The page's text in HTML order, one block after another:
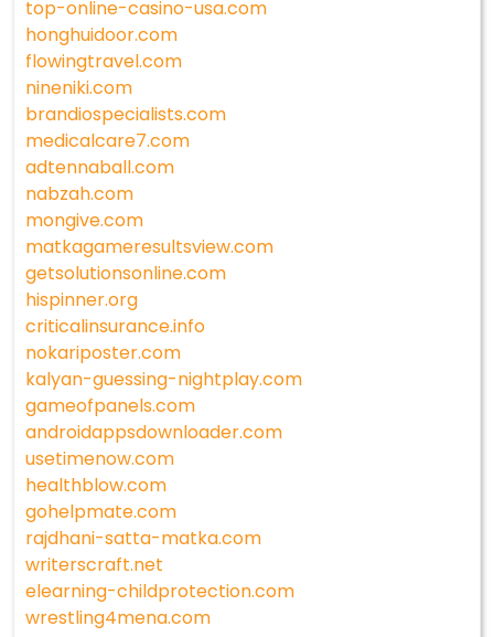
top-online-casino-usa.com
honghuidoor.com
flowingtravel.com
nineniki.com
brandiospecialists.com
medicalcare7.com
adtennaball.com
nabzah.com
mongive.com
matkagameresultsview.com
getsolutionsonline.com
hispinner.org
criticalinsurance.info
nokariposter.com
kalyan-guessing-nightplay.com
gameofpanels.com
androidappsdownloader.com
usetimenow.com
healthblow.com
gohelpmate.com
rajdhani-satta-matka.com
writerscraft.net
elearning-childprotection.com
wrestling4mena.com